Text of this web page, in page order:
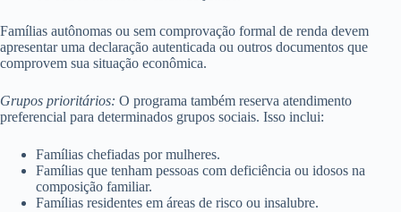
Famílias autônomas ou sem comprovação formal de renda devem
apresentar uma declaração autenticada ou outros documentos que
comprovem sua situação econômica.
Grupos prioritários: O programa também reserva atendimento
preferencial para determinados grupos sociais. Isso inclui:
Famílias chefiadas por mulheres.
Famílias que tenham pessoas com deficiência ou idosos na
composição familiar.
Famílias residentes em áreas de risco ou insalubre.